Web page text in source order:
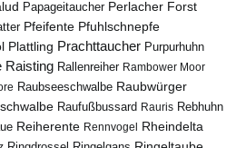
Papageitaucher Perlacher Forst
Pfeifente Pfuhlschnepfe
Plattling Prachttaucher Purpurhuhn
Raisting Rallenreiher Rambower Moor
Raubseeschwalbe Raubwürger
Raufußbussard Rauris Rebhuhn
Reiherente Rennvogel Rheindelta